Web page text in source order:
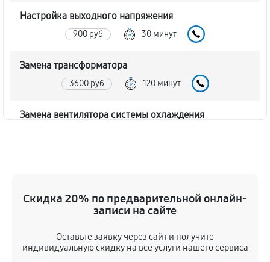
Настройка выходного напряжения
900 руб 30 минут
Замена трансформатора
3600 руб 120 минут
Замена вентилятора системы охлаждения
Замена предохранителя
15 минут
Скидка 20% по предварительной онлайн-
записи на сайте
Оставьте заявку через сайт и получите
индивидуальную скидку на все услуги нашего сервиса